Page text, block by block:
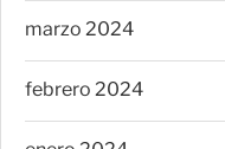
marzo 2024
febrero 2024